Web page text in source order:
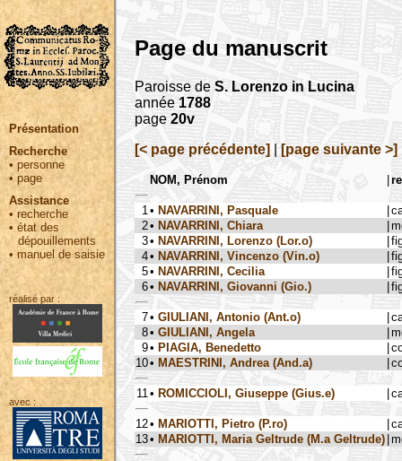
Présentation
Recherche
• personne
•page
Assistance
• recherche
•état des
dépouillements
•manuel de saisie
réalisé par :
avec :
Page du manuscrit
Paroisse de S. Lorenzo in Lucina
année 1788
page 20v
[< page précédente]
[page suivante >]
NOM, Prénom
1 • NAVARRINI, Pasquale
2• NAVARRINI, Chiara
3• NAVARRINI, Lorenzo (Lor.o)
4• NAVARRINI, Vincenzo (Vin.o)
5• NAVARRINI, Cecilia
6• NAVARRINI, Giovanni (Gio.)
7• GIULIANI, Antonio (Ant.o)
8• GIULIANI, Angela
9• PIAGIA, Benedetto
10• MAESTRINI, Andrea (And.a)
11 • ROMICCIOLI, Giuseppe (Gius.e)
12• MARIOTTI, Pietro (P.ro)
13• MARIOTTI, Maria Geltrude (M.a Geltrude)